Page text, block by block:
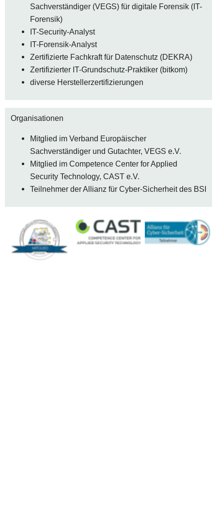
Sachverständiger (VEGS) für digitale Forensik (IT-
Forensik)
IT-Security-Analyst
IT-Forensik-Analyst
Zertifizierte Fachkraft für Datenschutz (DEKRA)
Zertifizierter IT-Grundschutz-Praktiker (bitkom)
diverse Herstellerzertifizierungen
Organisationen
Mitglied im Verband Europäischer
Sachverständiger und Gutachter, VEGS e.V.
Mitglied im Competence Center for Applied
Security Technology, CAST e.V.
Teilnehmer der Allianz für Cyber-Sicherheit des BSI